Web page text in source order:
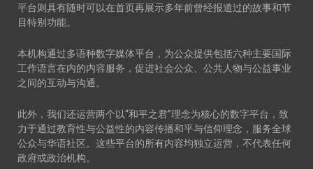
平台则具有随时可以在首页再展示多年前曾经报道过的故事和节
目特别功能。
本机构通过多语种数字媒体平台，为公众提供包括六种主要国际
工作语言在内的内容服务，促进社会公众、公共人物与公益事业
之间的互动与沟通。
此外，我们还运营两个以“和平之君”理念为核心的数字平台，致
力于通过教育性与公益性的内容传播和平与信仰理念，服务全球
公众与华语社区。这些平台的所有内容均独立运营，不代表任何
政府或政治机构。